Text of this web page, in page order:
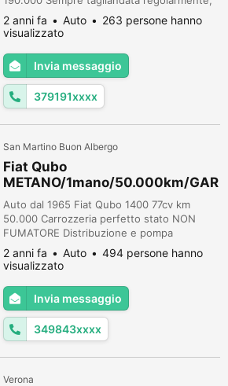
senza nessun tipo di lavoro da fare! Unico
Proprietario! Allestimento Top Edition con
PLUS!!! Prezzo Trattabile dopo visione NO
PERDI TEMPO!!! IVA ESPOSTA!!!
2 anni fa Auto
263 persone hanno
visualizzato
Invia messaggio
379191xxxx
San Martino Buon Albergo
Fiat Qubo
METANO/1mano/50.000km/GAR
ANZIA
Auto dal 1965 Fiat Qubo 1400 77cv km
50.000 Carrozzeria perfetto stato NON
FUMATORE Distribuzione e pompa
gia'eseguita con fattura vetri elettrici
ant/posteriori apertura compasso
oscurati originali Gomme 4stagioni Clima
Stereo cd/Mp3/Usb Sedili posteriori
rimovibili Doppia Chiave Sanificazione
interna eseguita Cerchi in l...
2 anni fa Auto
494 persone hanno
visualizzato
Invia messaggio
349843xxxx
Verona